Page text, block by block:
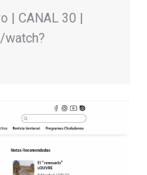
| CANAL 30 |
watch?